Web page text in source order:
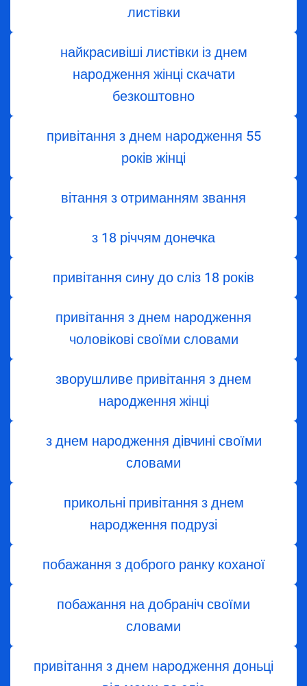
листівки
найкрасивіші листівки із днем
народження жінці скачати
безкоштовно
привітання з днем народження 55
років жінці
вітання з отриманням звання
з 18 річчям донечка
привітання сину до сліз 18 років
привітання з днем народження
чоловікові своїми словами
зворушливе привітання з днем
народження жінці
з днем ​​народження дівчині своїми
словами
прикольні привітання з днем
народження подрузі
побажання з доброго ранку коханої
побажання на добраніч своїми
словами
привітання з днем народження доньці